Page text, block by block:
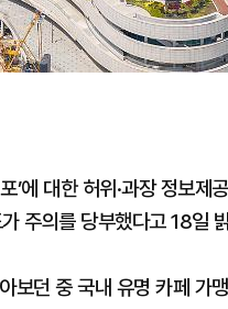
에 대한 허위·과장 정보제
주의를 당부했다고 18일
보던 중 국내 유명 카페 가